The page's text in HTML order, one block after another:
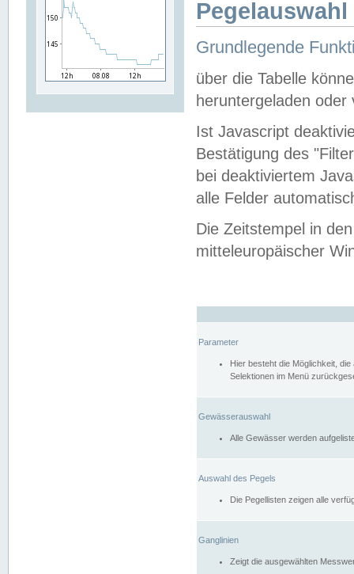
Grundlegende
über die Tabelle
heruntergeladen oder
Ist Javascript
Bestätigung des
bei deaktiviertem
alle Felder
Die Zeitstempel in
mitteleuropäischer
Parameter
Hier besteht die Möglichkeit,
Selektionen im Menü
Gewässerauswahl
Alle Gewässer werden
Auswahl des Pegels
Die Pegellisten zeigen alle
Ganglinien
Zeigt die ausgewählten